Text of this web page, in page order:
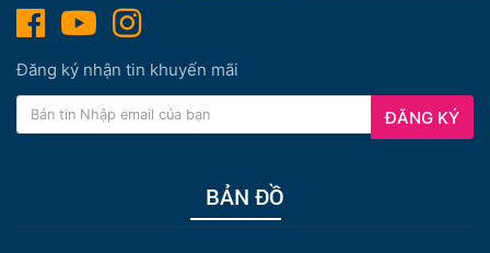
Đăng ký nhận tin khuyến mãi
ĐĂNG KÝ
BẢN ĐỒ